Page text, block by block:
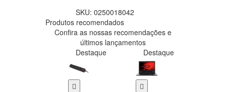
SKU: 0250018042
Produtos recomendados
Confira as nossas recomendações e
últimos lançamentos
Destaque
Destaque